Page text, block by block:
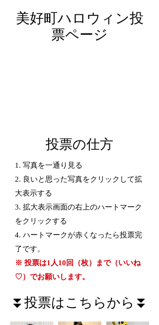
美好町ハロウィン投
票ページ
投票の仕方
1. 写真を一通り見る
2. 良いと思った写真をクリックして拡
大表示する
3. 拡大表示画面の右上のハートマーク
をクリックする
4. ハートマークが赤くなったら投票完
了です。​
※ 投票は1人10回（枚）まで（いいね
♡）でお願いします。
⏬投票はこちらから⏬